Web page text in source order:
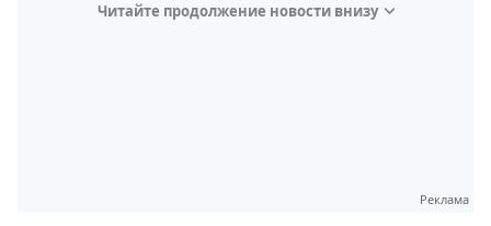
Читайте продолжение новости внизу
Реклама